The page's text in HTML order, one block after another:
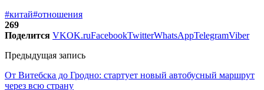
#китай#отношения
269
Поделится VKOK.ruFacebookTwitterWhatsAppTelegramViber
Предыдущая запись
От Витебска до Гродно: стартует новый автобусный маршрут
через всю страну